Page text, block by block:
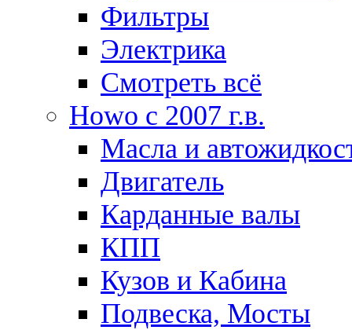
Фильтры
Электрика
Смотреть всё
Howo c 2007 г.в.
Масла и
Двигатель
Карданные валы
КПП
Кузов и Кабина
Подвеска, Мосты